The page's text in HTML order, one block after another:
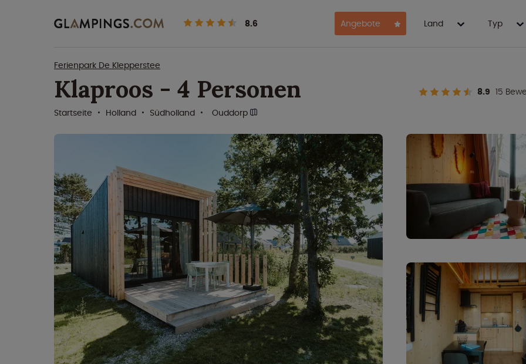
8.6 Angebote Land Typ
Ferienpark De Klepperstee
Klaproos - 4 Personen 8.9 15
Startseite
Holland Südholland Ouddorp